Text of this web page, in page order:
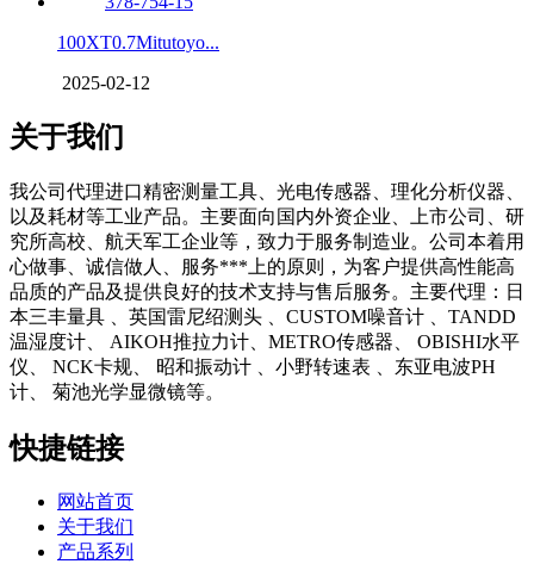
100XT0.7Mitutoyo...
2025-02-12
关于我们
我公司代理进口精密测量工具、光电传感器、理化分析仪器、
以及耗材等工业产品。主要面向国内外资企业、上市公司、研
究所高校、航天军工企业等，致力于服务制造业。公司本着用
心做事、诚信做人、服务***上的原则，为客户提供高性能高
品质的产品及提供良好的技术支持与售后服务。主要代理：日
本三丰量具 、英国雷尼绍测头 、CUSTOM噪音计 、TANDD
温湿度计、 AIKOH推拉力计、METRO传感器、 OBISHI水平
仪、 NCK卡规、 昭和振动计 、小野转速表 、东亚电波PH
计、 菊池光学显微镜等。
快捷链接
网站首页
关于我们
产品系列